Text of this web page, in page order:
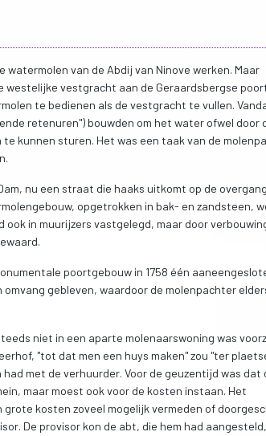
van de Abdij van Ninove werken. Maar
westelijke vestgracht aan de Geraardsbergse
te bedienen als de vestgracht te vullen.
retenuren") bouwden om het water ofwel door
kunnen sturen. Het was een taak van de
nu een straat die haaks uitkomt op de
opgetrokken in bak- en zandsteen,
ook in muurijzers vastgelegd, maar door
poortgebouw in 1758 één
gebleven, waardoor de molenpachter
niet in een aparte molenaarswoning was
"tot dat men een huys maken" zou "ter
met de verhuurder. Voor de geuzentijd was dat
maar moest ook voor de kosten instaan. Het
kosten zoveel mogelijk vermeden of
De provisor kon de abt, die hem had aangesteld,